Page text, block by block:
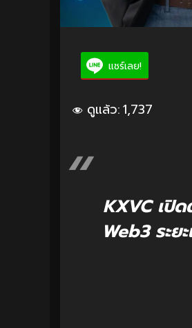
แชร์เลย!
ดูแล้ว:1,737
KXVC เปิ
Web3 ระ